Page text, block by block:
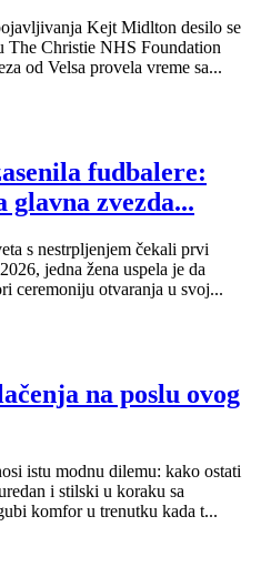
Kejt Midlton desilo se
The Christie NHS Foundation
od Velsa provela vreme sa...
fudbalere:
glavna zvezda...
s nestrpljenjem čekali prvi
jedna žena uspela je da
ceremoniju otvaranja u svoj...
na poslu ovog
istu modnu dilemu: kako ostati
i stilski u koraku sa
komfor u trenutku kada t...